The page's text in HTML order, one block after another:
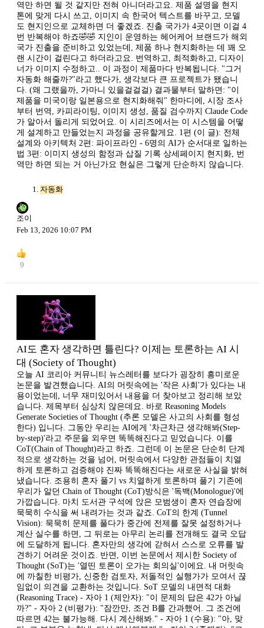
역만 하면 될 것 같지만 전혀 아니더라고요. 제품 설명을 현지
톤에 맞게 다시 쓰고, 이미지 속 한국어 텍스트를 바꾸고, 모델
도 현지인으로 교체하면 더 좋겠죠. 진출 국가가 4곳이면 이걸 4
번 반복해야 하죠🤣🤣 지인이 운영하는 헤어케어 브랜드가 해외
국가 진출을 준비하고 있었는데, 제품 하나 현지화하는 데 꽤 오
랜 시간이 걸린다고 하더라고요. 번역하고, 최적화하고, 디자이
너가 이미지 수정하고.. 이 과정이 제품마다 반복됩니다. "그거
자동화 해줄까?"라고 했다가, 생각보다 큰 프로젝트가 됐습니
다. (왜 그랬을까, 가마니 있을걸걸걸) 결과물부터 말하면: "이
제품을 미국이랑 일본용으로 현지화해줘" 한마디에, 시장 조사
부터 번역, 카피라이팅, 이미지 생성, 품질 검수까지 Claude Code
가 알아서 돌리게 되었어요. 이 시리즈에서는 이 시스템을 어떻
게 설계하고 만들었는지 과정을 공유할게요. 1편 (이 글): 전체
설계와 아키텍처 2편: 파이프라인 - 6명의 AI가 순서대로 일하는
법 3편: 이미지 생성의 함정과 삽질 기록 상세페이지 현지화, 번
역만 하면 되는 거 아닌가요 현실은 그렇게 단순하지 않습니다.
자동화
조이
Feb 13, 2026 10:07 PM
9
AI도 혼자 생각하면 틀린다? 이제는 토론하는 AI 시
대 (Society of Thought)
오늘 AI 코리아 커뮤니티 뉴스레터를 보다가 굉장히 흥미로운
논문을 발견했습니다. AI의 머릿속에는 '작은 사회'가 있다는 내
용이었는데, 너무 재미있어서 내용을 더 찾아보고 정리해 보았
습니다. 제목부터 심상치 않은데요. 바로 Reasoning Models
Generate Societies of Thought (추론 모델은 사고의 사회를 형성
한다) 입니다. 그동안 우리는 AI에게 '차근차근 생각해봐(Step-
by-step)'라고 주문을 외우면 똑똑해진다고 믿었습니다. 이를
CoT(Chain of Thought)라고 하죠. 그런데 이 논문은 단순히 단계
적으로 생각하는 것을 넘어, 머릿속에서 다양한 관점들이 치열
하게 토론하고 검증해야 진짜 똑똑해진다는 새로운 사실을 밝혀
냈습니다. 조용히 혼자 풀기 vs 치열하게 토론하며 풀기 기존에
우리가 알던 Chain of Thought (CoT)방식은 '독백(Monologue)'에
가깝습니다. 마치 도서관 구석에 앉은 모범생이 혼자 연습장에
묵묵히 수식을 써 내려가는 것과 같죠. CoT의 한계 (Tunnel
Vision): 묵묵히 문제를 풀다가 중간에 전제를 잘못 설정하거나
계산 실수를 하면, 그 뒤로는 아무리 논리를 전개해도 결국 오답
에 도달하게 됩니다. 혼자만의 생각에 갇혀서 스스로 오류를 발
견하기 어려운 것이죠. 반면, 이번 논문에서 제시한 Society of
Thought (SoT)는 '열띤 토론이 오가는 회의실'이에요. 내 머릿속
에 까칠한 비평가, 신중한 검토자, 저돌적인 실행가가 모여서 끊
임없이 의견을 교환하는 것입니다. SoT 모델의 내면적 대화
(Reasoning Trace) - 자아 1 (제안자): "이 문제의 답은 42가 아닐
까?" - 자아 2 (비평가): "잠깐만, 조건 B를 간과했어. 그 조건에
따르면 42는 불가능해. 다시 계산해봐." - 자아 1 (수용): "아, 맞